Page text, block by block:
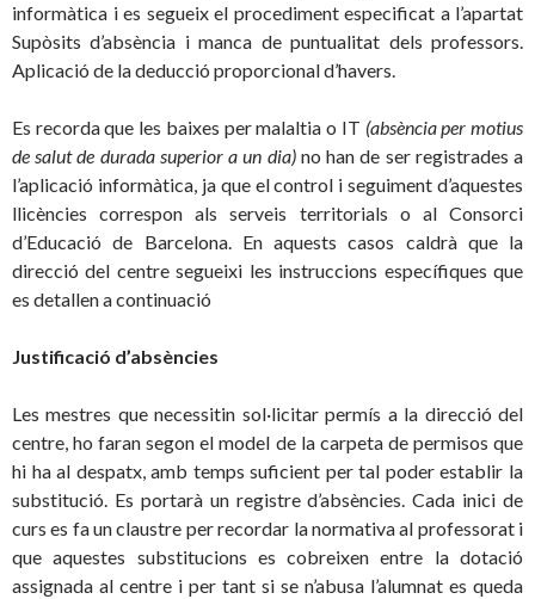
informàtica i es segueix el procediment especificat a l’apartat
Supòsits d’absència i manca de puntualitat dels professors.
Aplicació de la deducció proporcional d’havers.
Es recorda que les baixes per malaltia o IT (absència per motius
de salut de durada superior a un dia) no han de ser registrades a
l’aplicació informàtica, ja que el control i seguiment d’aquestes
llicències correspon als serveis territorials o al Consorci
d’Educació de Barcelona. En aquests casos caldrà que la
direcció del centre segueixi les instruccions específiques que
es detallen a continuació
Justificació d’absències
Les mestres que necessitin sol·licitar permís a la direcció del
centre, ho faran segon el model de la carpeta de permisos que
hi ha al despatx, amb temps suficient per tal poder establir la
substitució. Es portarà un registre d’absències. Cada inici de
curs es fa un claustre per recordar la normativa al professorat i
que aquestes substitucions es cobreixen entre la dotació
assignada al centre i per tant si se n’abusa l’alumnat es queda